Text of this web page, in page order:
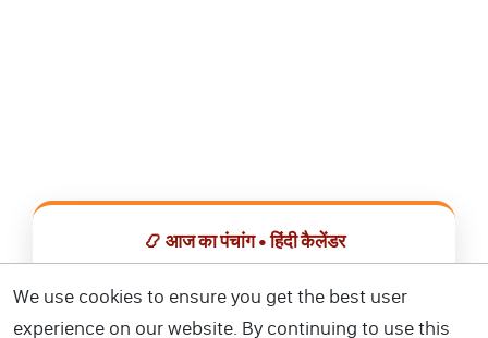
📿 आज का पंचांग • हिंदी कैलेंडर
We use cookies to ensure you get the best user
experience on our website. By continuing to use this